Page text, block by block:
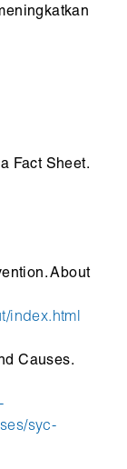
Fact Sheet.
About
index.html
Causes.
syc-